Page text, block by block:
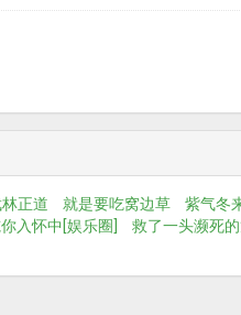
正道 就是要吃窝边草 紫气冬
入怀中[娱乐圈] 救了一头濒死